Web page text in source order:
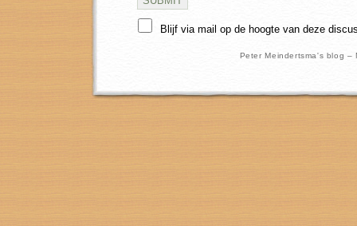
Blijf via mail op de hoogte van deze
Peter Meindertsma's blog